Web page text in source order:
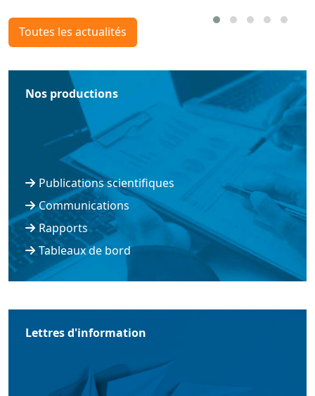
Toutes les actualités
Nos productions
Publications scientifiques
Communications
Rapports
Tableaux de bord
Lettres d'information